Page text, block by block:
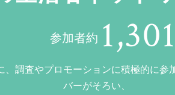
参加者約
、調査やプロモーションに積極的に参
バーがそろい、